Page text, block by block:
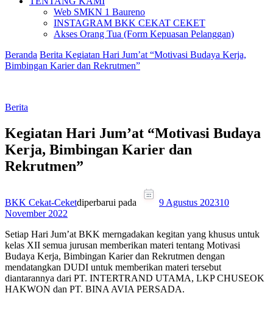
Web SMKN 1 Baureno
INSTAGRAM BKK CEKAT CEKET
Akses Orang Tua (Form Kepuasan Pelanggan)
Beranda Berita Kegiatan Hari Jum’at “Motivasi Budaya Kerja,
Bimbingan Karier dan Rekrutmen”
Berita
Kegiatan Hari Jum’at “Motivasi Budaya
Kerja, Bimbingan Karier dan
Rekrutmen”
BKK Cekat-Ceketdiperbarui pada 9 Agustus 202310
November 2022
Setiap Hari Jum’at BKK merngadakan kegitan yang khusus untuk
kelas XII semua jurusan memberikan materi tentang Motivasi
Budaya Kerja, Bimbingan Karier dan Rekrutmen dengan
mendatangkan DUDI untuk memberikan materi tersebut
diantarannya dari PT. INTERTRAND UTAMA, LKP CHUSEOK
HAKWON dan PT. BINA AVIA PERSADA.